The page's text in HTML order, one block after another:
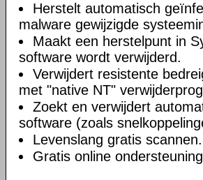
Herstelt automatisch
malware gewijzigde
Maakt een herstelpunt in
software wordt verwijderd.
Verwijdert resistente
met "native NT"
Zoekt en verwijdert
software (zoals
Levenslang gratis scannen.
Gratis online